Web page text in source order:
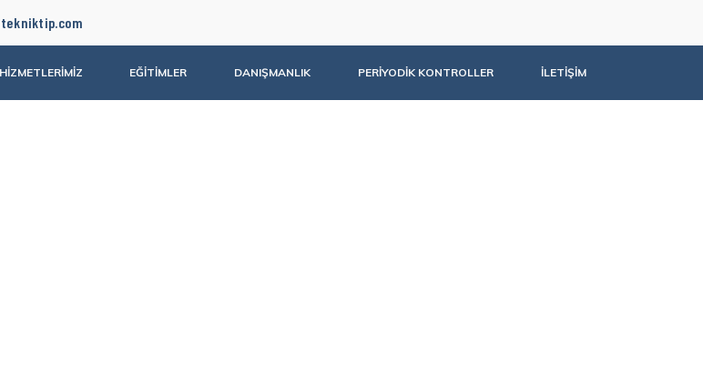
HİZMETLERİMİZ EĞİTİMLER DANIŞMANLIK PERİYODİK KONTROLLER İLETİŞİM